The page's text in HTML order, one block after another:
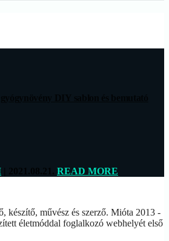
READ MORE
készítő, művész és szerző. Mióta 2013 -
életmóddal foglalkozó webhelyét első